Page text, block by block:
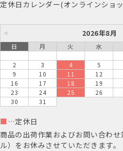
定休日カレンダー(オンラインショ
< 2026年8月
日 月 火 水
2
3 4 5
9
10 11 12
16
17 18 19
23
24 25 26
30
31
■ …定休日
商品の出荷作業およびお問い合わ
ル）をお休みさせていただきます。